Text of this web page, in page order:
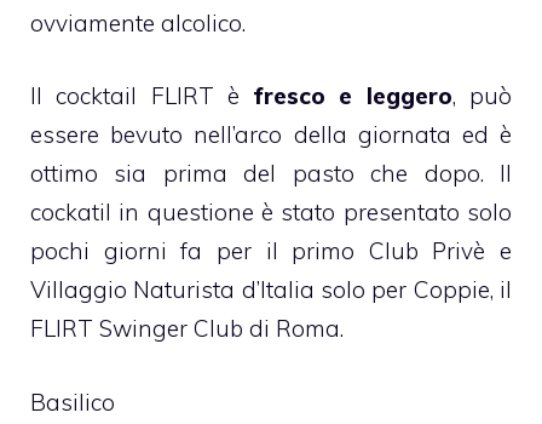
ovviamente alcolico.
Il cocktail FLIRT è fresco e leggero, può
essere bevuto nell’arco della giornata ed è
ottimo sia prima del pasto che dopo. Il
cockatil in questione è stato presentato solo
pochi giorni fa per il primo Club Privè e
Villaggio Naturista d’Italia solo per Coppie, il
FLIRT Swinger Club di Roma.
Basilico